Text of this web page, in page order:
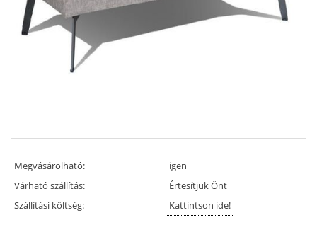
Megvásárolható:
igen
Várható szállítás:
Értesítjük Önt
Szállítási költség:
Kattintson ide!